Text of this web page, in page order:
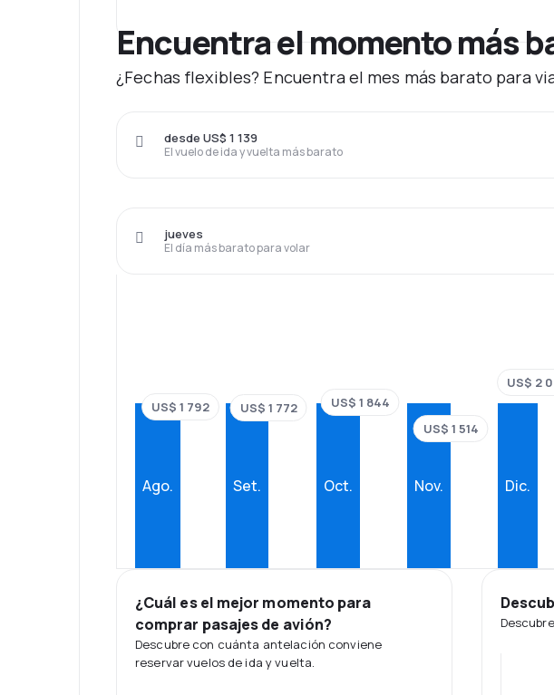
Encuentra el momento más
¿Fechas flexibles? Encuentra el mes más barato para
El vuelo de ida y vuelta más barato
desde US$ 1 139
El día más barato para volar
jueves
Ago.
US$ 1 792
Set.
US$ 1 772
Oct.
US$ 1 844
Nov.
US$ 1 514
Dic.
US$ 2
¿Cuál es el mejor momento para
comprar pasajes de avión?
Descubre con cuánta antelación conviene
reservar vuelos de ida y vuelta.